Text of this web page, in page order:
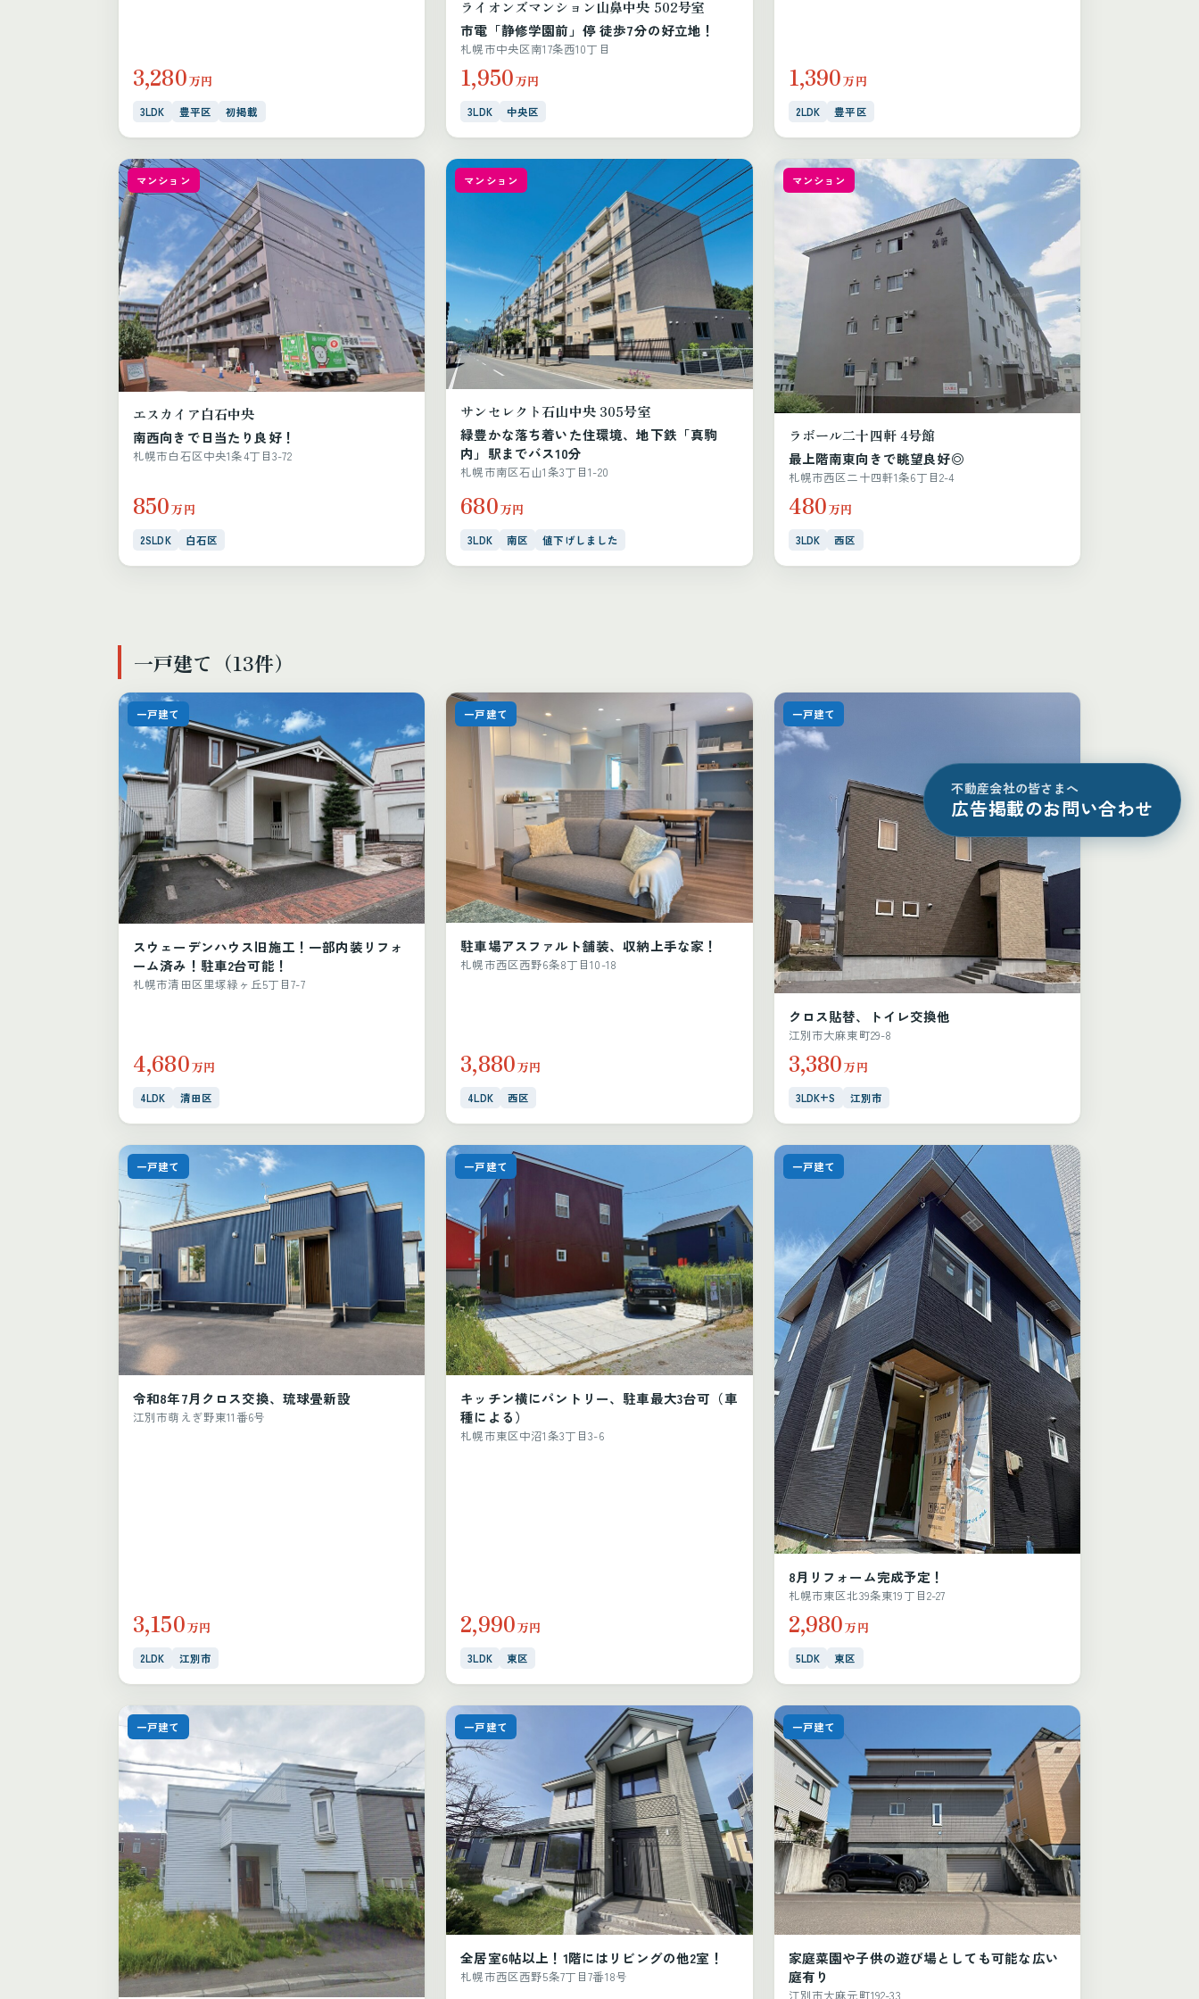
3,280万円
3LDK 豊平区 初掲載
ライオンズマンション山鼻中央 502号室
市電「静修学園前」停 徒歩7分の好立地！
札幌市中央区南17条西10丁目
1,950万円
3LDK 中央区
1,390万円
2LDK 豊平区
マンション
エスカイア白石中央
南西向きで日当たり良好！
札幌市白石区中央1条4丁目3-72
850万円
2SLDK 白石区
マンション
サンセレクト石山中央 305号室
緑豊かな落ち着いた住環境、地下鉄「真駒
内」駅までバス10分
札幌市南区石山1条3丁目1-20
680万円
3LDK 南区 値下げしました
マンション
ラボール二十四軒 4号館
最上階南東向きで眺望良好◎
札幌市西区二十四軒1条6丁目2-4
480万円
3LDK 西区
一戸建て（13件）
一戸建て
スウェーデンハウス旧施工！一部内装リフォ
ーム済み！駐車2台可能！
札幌市清田区里塚緑ヶ丘5丁目7-7
4,680万円
4LDK 清田区
一戸建て
駐車場アスファルト舗装、収納上手な家！
札幌市西区西野6条8丁目10-18
3,880万円
4LDK 西区
一戸建て
クロス貼替、トイレ交換他
江別市大麻東町29-8
3,380万円
3LDK+S 江別市
一戸建て
令和8年7月クロス交換、琉球畳新設
江別市萌えぎ野東11番6号
3,150万円
2LDK 江別市
一戸建て
キッチン横にパントリー、駐車最大3台可（車
種による）
札幌市東区中沼1条3丁目3-6
2,990万円
3LDK 東区
一戸建て
8月リフォーム完成予定！
札幌市東区北39条東19丁目2-27
2,980万円
5LDK 東区
一戸建て 一戸建て
全居室6帖以上！1階にはリビングの他2室！
札幌市西区西野5条7丁目7番18号
一戸建て
家庭菜園や子供の遊び場としても可能な広い
庭有り
江別市大麻元町192-33
不動産会社の皆さまへ
広告掲載のお問い合わせ